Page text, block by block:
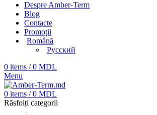
Despre Amber-Term
Blog
Contacte
Promoții
Română
Русский
0 items / 0 MDL
Menu
0 items / 0 MDL
Răsfoiți categorii